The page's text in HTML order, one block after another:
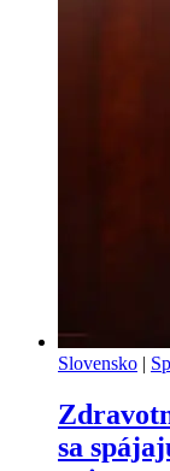
Slovensko |
sa